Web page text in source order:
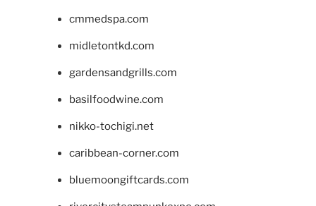
cmmedspa.com
midletontkd.com
gardensandgrills.com
basilfoodwine.com
nikko-tochigi.net
caribbean-corner.com
bluemoongiftcards.com